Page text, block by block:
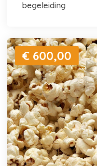
begeleiding
€ 600,00